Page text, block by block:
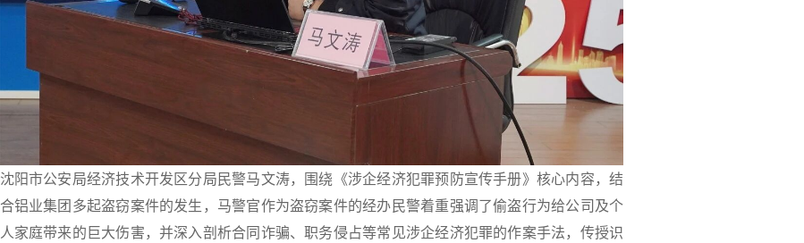
沈阳市公安局经济技术开发区分局民警马文涛，围绕《涉企经济犯罪预防宣传手册》核心内容，结
合铝业集团多起盗窃案件的发生，马警官作为盗窃案件的经办民警着重强调了偷盗行为给公司及个
人家庭带来的巨大伤害，并深入剖析合同诈骗、职务侵占等常见涉企经济犯罪的作案手法，传授识